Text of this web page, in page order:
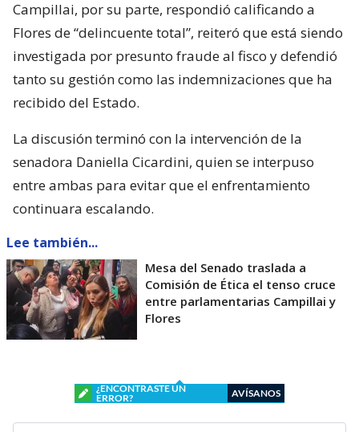
Campillai, por su parte, respondió calificando a
Flores de “delincuente total”, reiteró que está siendo
investigada por presunto fraude al fisco y defendió
tanto su gestión como las indemnizaciones que ha
recibido del Estado.
La discusión terminó con la intervención de la
senadora Daniella Cicardini, quien se interpuso
entre ambas para evitar que el enfrentamiento
continuara escalando.
Lee también...
Mesa del Senado traslada a
Comisión de Ética el tenso cruce
entre parlamentarias Campillai y
Flores
¿ENCONTRASTE UN
ERROR?
AVÍSANOS